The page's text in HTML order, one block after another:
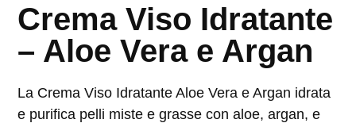
Crema Viso Idratante
– Aloe Vera e Argan
La Crema Viso Idratante Aloe Vera e Argan idrata
e purifica pelli miste e grasse con aloe, argan, e